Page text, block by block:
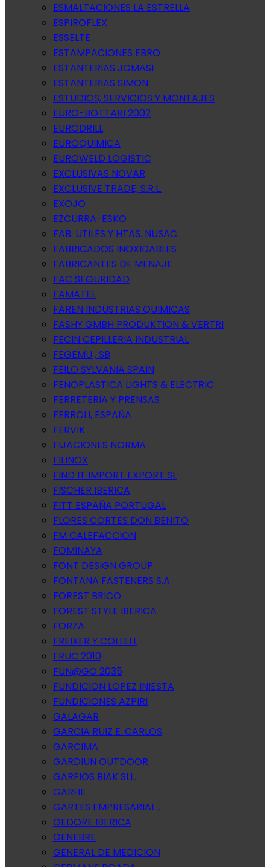
ESMALTACIONES LA ESTRELLA
ESPIROFLEX
ESSELTE
ESTAMPACIONES EBRO
ESTANTERIAS JOMASI
ESTANTERIAS SIMON
ESTUDIOS, SERVICIOS Y MONTAJES
EURO-BOTTARI 2002
EURODRILL
EUROQUIMICA
EUROWELD LOGISTIC
EXCLUSIVAS NOVAR
EXCLUSIVE TRADE, S.R.L.
EXOJO
EZCURRA-ESKO
FAB. UTILES Y HTAS. NUSAC
FABRICADOS INOXIDABLES
FABRICANTES DE MENAJE
FAC SEGURIDAD
FAMATEL
FAREN INDUSTRIAS QUIMICAS
FASHY GMBH PRODUKTION & VERTRI
FECIN CEPILLERIA INDUSTRIAL
FEGEMU , SB
FEILO SYLVANIA SPAIN
FENOPLASTICA LIGHTS & ELECTRIC
FERRETERIA Y PRENSAS
FERROLI, ESPAÑA
FERVIK
FIJACIONES NORMA
FILINOX
FIND IT IMPORT EXPORT SL
FISCHER IBERICA
FITT ESPAÑA PORTUGAL
FLORES CORTES DON BENITO
FM CALEFACCION
FOMINAYA
FONT DESIGN GROUP
FONTANA FASTENERS S.A
FOREST BRICO
FOREST STYLE IBERICA
FORZA
FREIXER Y COLLELL
FRUC 2010
FUN@GO 2035
FUNDICION LOPEZ INIESTA
FUNDICIONES AZPIRI
GALAGAR
GARCIA RUIZ E. CARLOS
GARCIMA
GARDIUN OUTDOOR
GARFIOS BIAK SLL.
GARHE
GARTES EMPRESARIAL ,
GEDORE IBERICA
GENEBRE
GENERAL DE MEDICION